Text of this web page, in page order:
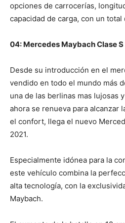
opciones de carrocerías,
capacidad de carga, con un
04: Mercedes Maybach Clase S
Desde su introducción en el
vendido en todo el mundo más
una de las berlinas mas lujosas
ahora se renueva para alcanzar
el confort, llega el nuevo
2021.
Especialmente idónea para la
este vehículo combina la
alta tecnología, con la
Maybach.